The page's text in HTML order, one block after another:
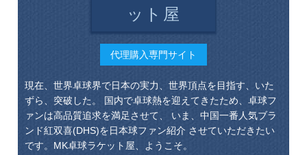
ット屋
代理購入専門サイト
現在、世界卓球界で日本の実力、世界頂点を目指す、いた
ずら、突破した。 国内で卓球熱を迎えてきたため、卓球フ
ァンは高品質追求を満足させて、 いま、中国一番人気ブラ
ンド紅双喜(DHS)を日本球ファン紹介 させていただきたい
です。MK卓球ラケット屋、ようこそ。